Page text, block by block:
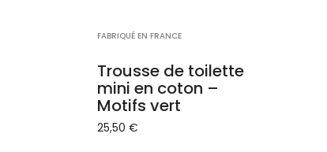
FABRIQUÉ EN FRANCE
Trousse de toilette
mini en coton –
Motifs vert
25,50€